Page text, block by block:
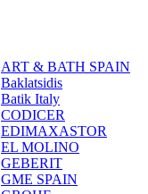
ART & BATH SPAIN
Baklatsidis
Batik Italy
CODICER
EDIMAXASTOR
EL MOLINO
GEBERIT
GME SPAIN